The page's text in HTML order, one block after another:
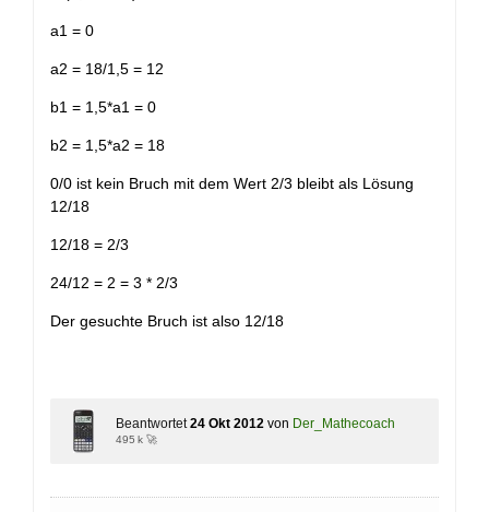
a1 = 0
a2 = 18/1,5 = 12
b1 = 1,5*a1 = 0
b2 = 1,5*a2 = 18
0/0 ist kein Bruch mit dem Wert 2/3 bleibt als Lösung
12/18
12/18 = 2/3
24/12 = 2 = 3 * 2/3
Der gesuchte Bruch ist also 12/18
Beantwortet 24 Okt 2012 von Der_Mathecoach
495 k 🚀